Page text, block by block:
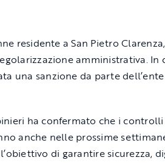
residente aSan Pietro Clarenza
amministrativa. In
una sanzione da parte dell’ente
ha confermato che i
anche nelle prossime
di garantire sicurezza,